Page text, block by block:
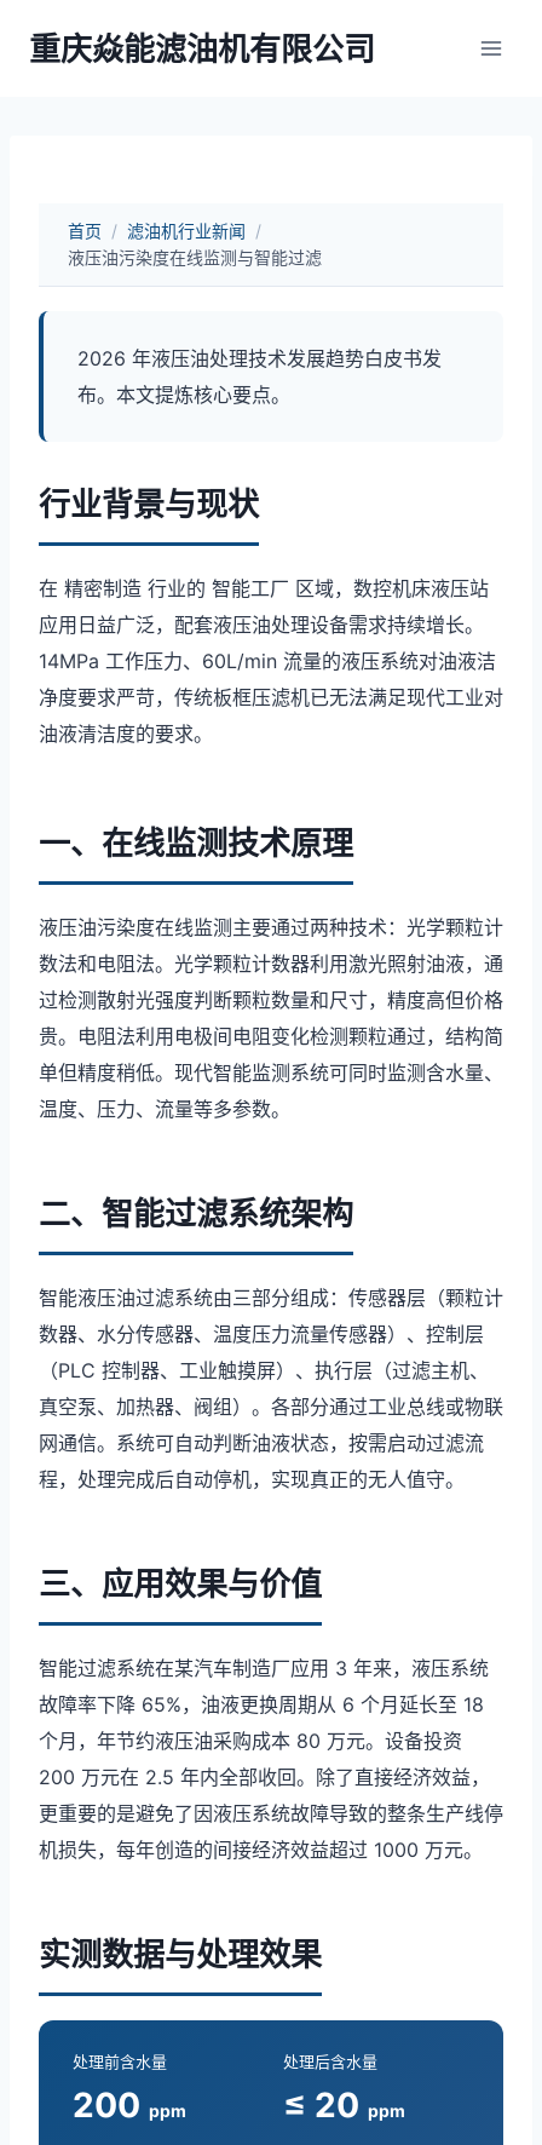
重庆焱能滤油机有限公司
首页 / 滤油机行业新闻 /
液压油污染度在线监测与智能过滤
2026 年液压油处理技术发展趋势白皮书发
布。本文提炼核心要点。
行业背景与现状
在 精密制造 行业的 智能工厂 区域，数控机床液压站
应用日益广泛，配套液压油处理设备需求持续增长。
14MPa 工作压力、60L/min 流量的液压系统对油液洁
净度要求严苛，传统板框压滤机已无法满足现代工业对
油液清洁度的要求。
一、在线监测技术原理
液压油污染度在线监测主要通过两种技术：光学颗粒计
数法和电阻法。光学颗粒计数器利用激光照射油液，通
过检测散射光强度判断颗粒数量和尺寸，精度高但价格
贵。电阻法利用电极间电阻变化检测颗粒通过，结构简
单但精度稍低。现代智能监测系统可同时监测含水量、
温度、压力、流量等多参数。
二、智能过滤系统架构
智能液压油过滤系统由三部分组成：传感器层（颗粒计
数器、水分传感器、温度压力流量传感器）、控制层
（PLC 控制器、工业触摸屏）、执行层（过滤主机、
真空泵、加热器、阀组）。各部分通过工业总线或物联
网通信。系统可自动判断油液状态，按需启动过滤流
程，处理完成后自动停机，实现真正的无人值守。
三、应用效果与价值
智能过滤系统在某汽车制造厂应用 3 年来，液压系统
故障率下降 65%，油液更换周期从 6 个月延长至 18
个月，年节约液压油采购成本 80 万元。设备投资
200 万元在 2.5 年内全部收回。除了直接经济效益，
更重要的是避免了因液压系统故障导致的整条生产线停
机损失，每年创造的间接经济效益超过 1000 万元。
实测数据与处理效果
处理前含水量
200 ppm
处理后含水量
≤ 20 ppm